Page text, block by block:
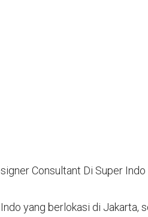
Consultant Di Super
yang berlokasi di Jakarta,